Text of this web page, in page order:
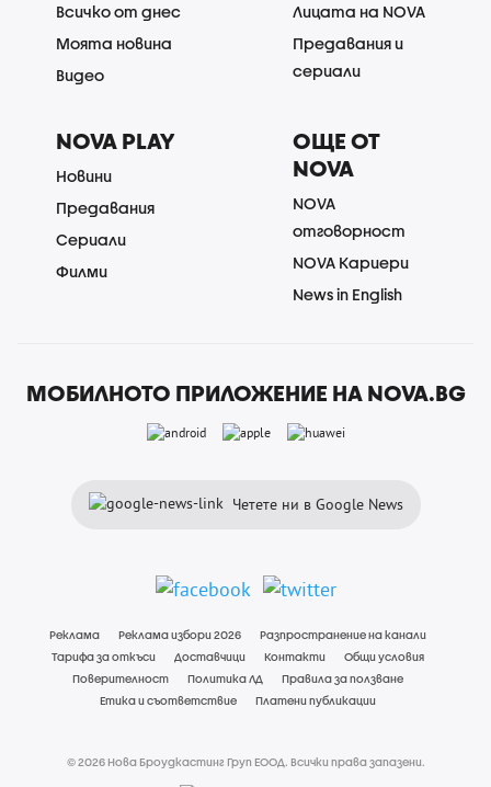
Всичко от днес
Моята новина
Видео
Лицата на NOVA
Предавания и
сериали
NOVA PLAY
Новини
Предавания
Сериали
Филми
ОЩЕ ОТ
NOVA
NOVA
отговорност
NOVA Кариери
News in English
МОБИЛНОТО ПРИЛОЖЕНИЕ НА NOVA.BG
Четете ни в Google News
Реклама Реклама избори 2026
Разпространение на канали
Тарифа за откъси
Доставчици Контакти
Общи условия
Поверителност
Политика ЛД
Правила за ползване
Етика и съответствие
Платени публикации
© 2026 Нова Броудкастинг Груп ЕООД. Всички права запазени.